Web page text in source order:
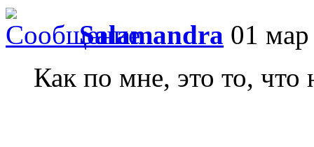
Salamandra 01
Как по мне, это то, что